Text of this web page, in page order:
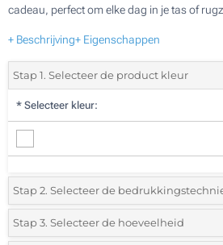
cadeau, perfect om elke dag in je tas of
+ Beschrijving+ Eigenschappen
Stap 1. Selecteer de product kleur
* Selecteer kleur:
Stap 2. Selecteer de
*Selecteer de bedrukking en kleuren van
Stap 3. Selecteer de hoeveelheid